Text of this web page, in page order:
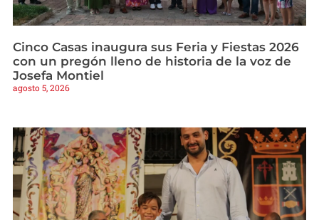
Cinco Casas inaugura sus Feria y Fiestas 2026
con un pregón lleno de historia de la voz de
Josefa Montiel
agosto 5, 2026